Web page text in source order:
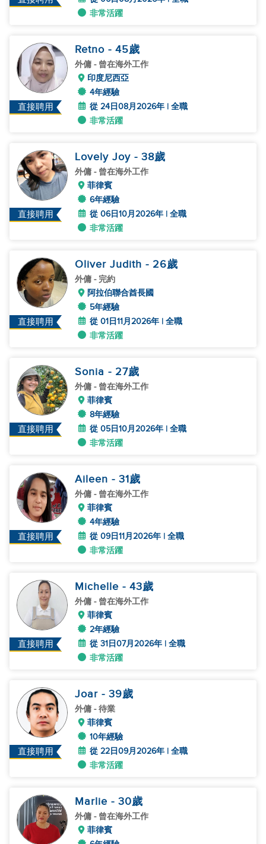
非常活躍
直接聘用
Retno - 45歲
外傭 - 曾在海外工作
印度尼西亞
4年經驗
從 24日08月2026年 | 全職
非常活躍
直接聘用
Lovely Joy - 38歲
外傭 - 曾在海外工作
菲律賓
6年經驗
從 06日10月2026年 | 全職
非常活躍
直接聘用
Oliver Judith - 26歲
外傭 - 完約
阿拉伯聯合酋長國
5年經驗
從 01日11月2026年 | 全職
非常活躍
直接聘用
Sonia - 27歲
外傭 - 曾在海外工作
菲律賓
8年經驗
從 05日10月2026年 | 全職
非常活躍
直接聘用
Aileen - 31歲
外傭 - 曾在海外工作
菲律賓
4年經驗
從 09日11月2026年 | 全職
非常活躍
直接聘用
Michelle - 43歲
外傭 - 曾在海外工作
菲律賓
2年經驗
從 31日07月2026年 | 全職
非常活躍
直接聘用
Joar - 39歲
外傭 - 待業
菲律賓
10年經驗
從 22日09月2026年 | 全職
非常活躍
Marlie - 30歲
外傭 - 曾在海外工作
菲律賓